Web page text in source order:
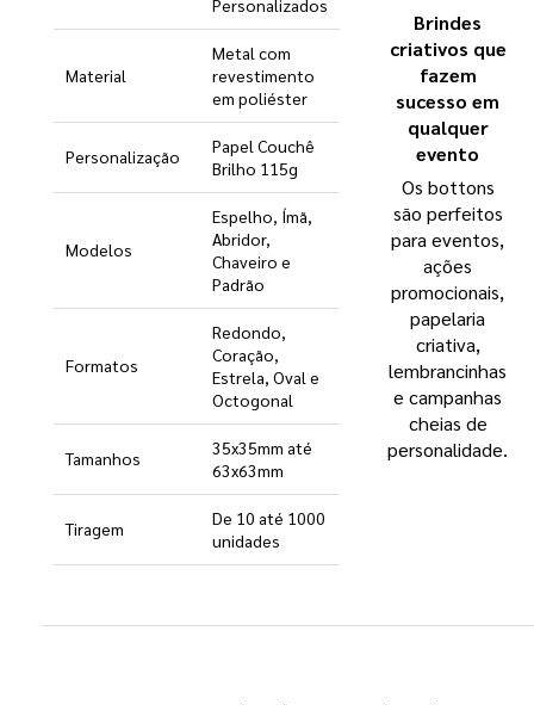
Material
Metal com
revestimento
em poliéster
Personalização
Papel Couchê
Brilho 115g
Modelos
Espelho, Ímã,
Abridor,
Chaveiro e
Padrão
Formatos
Redondo,
Coração,
Estrela, Oval e
Octogonal
Tamanhos
35x35mm até
63x63mm
Tiragem
De 10 até 1000
unidades
Brindes
criativos que
fazem
sucesso em
qualquer
evento
Os bottons
são perfeitos
para eventos,
ações
promocionais,
papelaria
criativa,
lembrancinhas
e campanhas
cheias de
personalidade.